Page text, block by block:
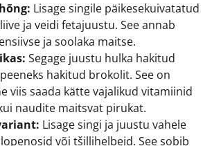
Lisage singile päikesekuivatatud
ja veidi fetajuustu. See annab
ja soolaka maitse.
Segage juustu hulka hakitud
hakitud brokolit. See on
viis saada kätte vajalikud vitamiinid
naudite maitsvat pirukat.
Lisage singi ja juustu vahele
või tšillihelbeid. See sobib